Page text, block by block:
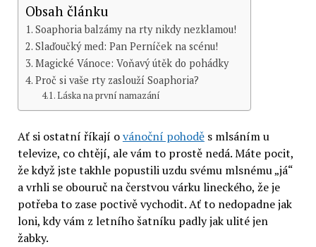
Obsah článku
Soaphoria balzámy na rty nikdy nezklamou!
Slaďoučký med: Pan Perníček na scénu!
Magické Vánoce: Voňavý útěk do pohádky
Proč si vaše rty zaslouží Soaphoria?
Láska na první namazání
Ať si ostatní říkají ovánoční pohoděs mlsáním u
televize, co chtějí, ale vám to prostě nedá. Máte pocit,
že když jste takhle popustili uzdu svému mlsnému „já“
a vrhli se obouruč na čerstvou várku lineckého, že je
potřeba to zase poctivě vychodit. Ať to nedopadne jak
loni, kdy vám z letního šatníku padly jak ulité jen
žabky.